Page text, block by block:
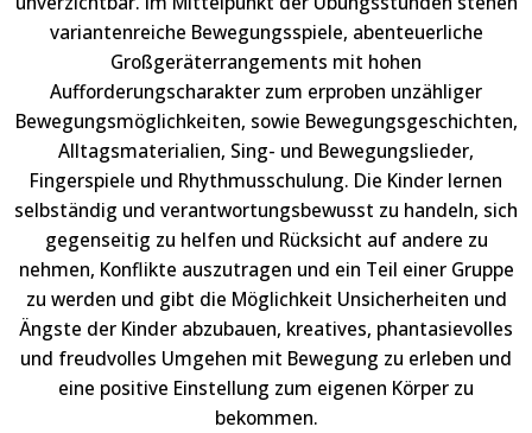
variantenreiche Bewegungsspiele, abenteuerliche
Großgeräterrangements mit hohen
Aufforderungscharakter zum erproben unzähliger
Bewegungsmöglichkeiten, sowie Bewegungsgeschichten,
Alltagsmaterialien, Sing- und Bewegungslieder,
Fingerspiele und Rhythmusschulung. Die Kinder lernen
selbständig und verantwortungsbewusst zu handeln, sich
gegenseitig zu helfen und Rücksicht auf andere zu
nehmen, Konflikte auszutragen und ein Teil einer Gruppe
zu werden und gibt die Möglichkeit Unsicherheiten und
Ängste der Kinder abzubauen, kreatives, phantasievolles
und freudvolles Umgehen mit Bewegung zu erleben und
eine positive Einstellung zum eigenen Körper zu
bekommen.